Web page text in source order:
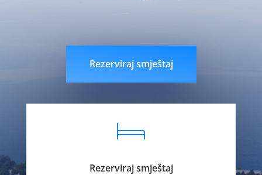
Rezerviraj smještaj
Rezerviraj smještaj